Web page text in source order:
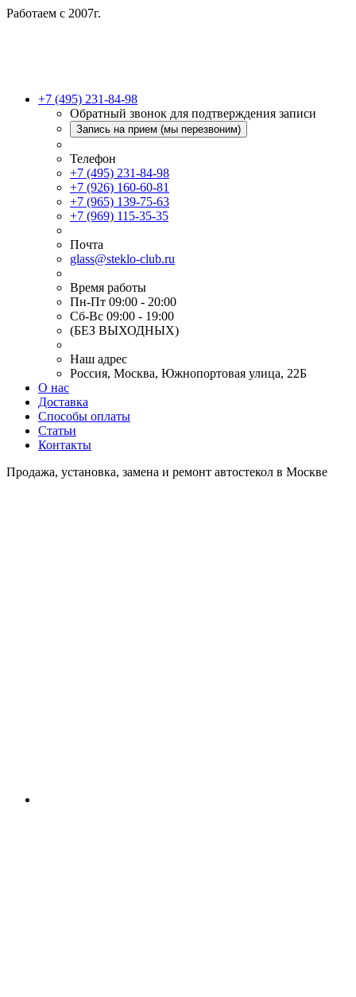
Работаем с 2007г.
+7 (495) 231-84-98
Обратный звонок для подтверждения записи
Запись на прием (мы перезвоним)
Телефон
+7 (495) 231-84-98
+7 (926) 160-60-81
+7 (965) 139-75-63
+7 (969) 115-35-35
Почта
glass@steklo-club.ru
Время работы
Пн-Пт 09:00 - 20:00
Сб-Вс 09:00 - 19:00
(БЕЗ ВЫХОДНЫХ)
Наш адрес
Россия, Москва, Южнопортовая улица, 22Б
О нас
Доставка
Способы оплаты
Статьи
Контакты
Продажа, установка, замена и ремонт автостекол в Москве